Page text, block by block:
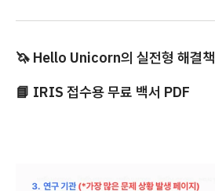
🦄 Hello Unicorn의 실전형 해결책
📘 IRIS 접수용 무료 백서 PDF